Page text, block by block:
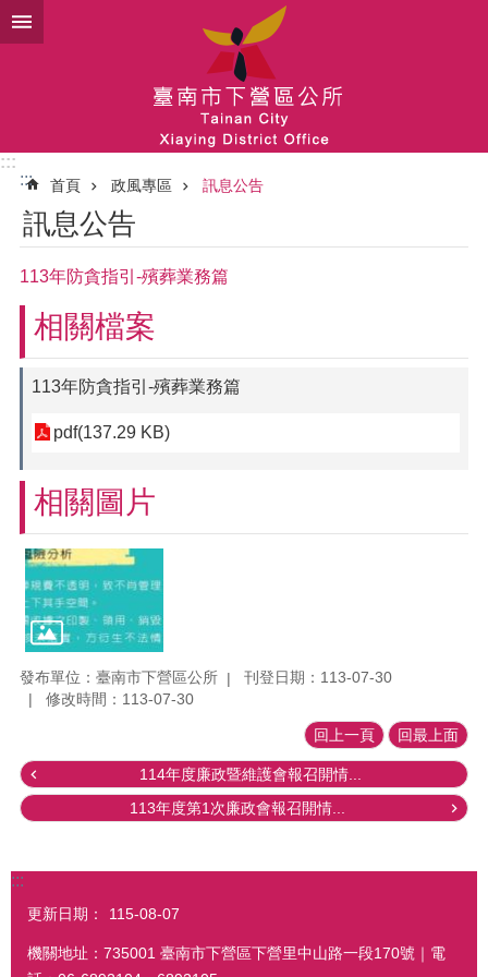
跳到主要內容區塊
:::
:::
首頁 政風專區 訊息公告
訊息公告
113年防貪指引-殯葬業務篇
相關檔案
113年防貪指引-殯葬業務篇
pdf(137.29 KB)
相關圖片
發布單位：臺南市下營區公所
刊登日期：113-07-30
修改時間：113-07-30
回上一頁 回最上面
114年度廉政暨維護會報召開情...
113年度第1次廉政會報召開情...
:::
更新日期： 115-08-07
機關地址：735001 臺南市下營區下營里中山路一段170號｜電